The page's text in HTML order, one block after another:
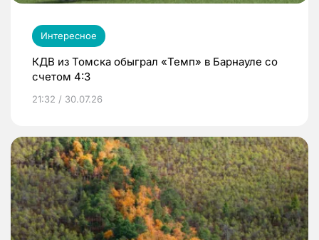
Интересное
КДВ из Томска обыграл «Темп» в Барнауле со
счетом 4:3
21:32 / 30.07.26